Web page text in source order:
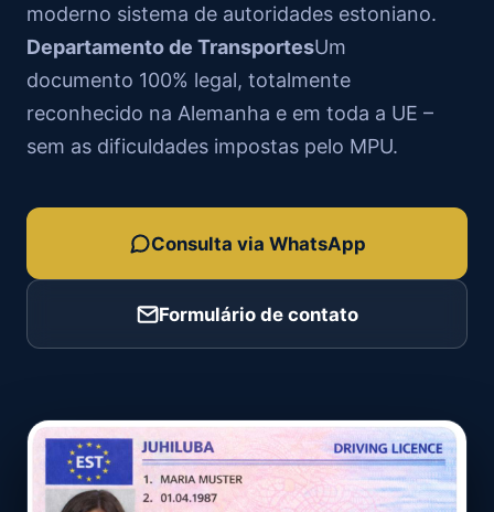
moderno sistema de autoridades estoniano.
Departamento de TransportesUm
documento 100% legal, totalmente
reconhecido na Alemanha e em toda a UE –
sem as dificuldades impostas pelo MPU.
Consulta via WhatsApp
Formulário de contato